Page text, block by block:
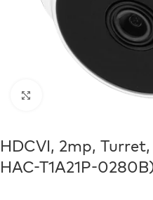
HDCVI, 2mp,
HAC-T1A21P-